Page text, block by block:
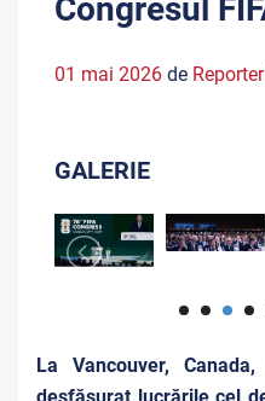
Congresul
01 mai 2026 de
GALERIE
La Vancouver,